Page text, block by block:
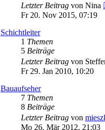
Letzter Beitrag von Nina
Fr 20. Nov 2015, 07:19
Schichtleiter
1 Themen
5 Beiträge
Letzter Beitrag von
Fr 29. Jan 2010, 10:20
Bauaufseher
7 Themen
8 Beiträge
Letzter Beitrag von
Mo 26. Mär 2012, 21:03